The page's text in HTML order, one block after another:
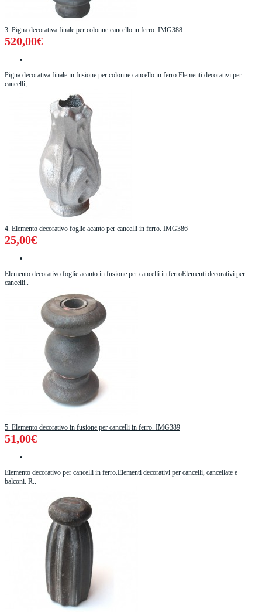
3. Pigna decorativa finale per colonne cancello in ferro. IMG388
520,00€
Pigna decorativa finale in fusione per colonne cancello in ferro.Elementi decorativi per
cancelli, ..
4. Elemento decorativo foglie acanto per cancelli in ferro. IMG386
25,00€
Elemento decorativo foglie acanto in fusione per cancelli in ferroElementi decorativi per
cancelli..
5. Elemento decorativo in fusione per cancelli in ferro. IMG389
51,00€
Elemento decorativo per cancelli in ferro.Elementi decorativi per cancelli, cancellate e
balconi. R..